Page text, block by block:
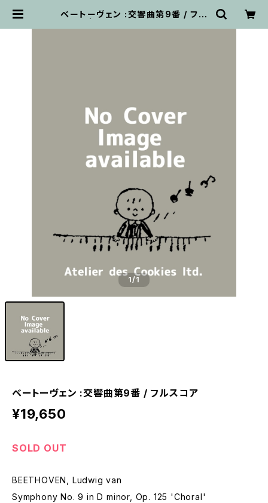
ベートーヴェン :交響曲第9番 / フル
1/1
ベートーヴェン :交響曲第9番 / フルスコア
¥19,650
SOLD OUT
BEETHOVEN, Ludwig van
Symphony No. 9 in D minor, Op. 125 'Choral'